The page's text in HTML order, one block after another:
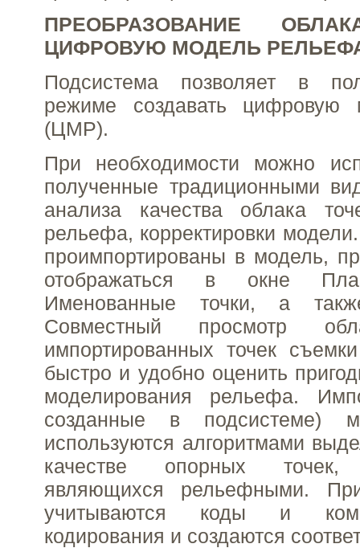
ПРЕОБРАЗОВАНИЕ
ЦИФРОВУЮ МОДЕЛЬ
Подсистема позволяет в
режиме создавать цифровую
(ЦМР).
При необходимости можно
полученные традиционными
анализа качества облака
рельефа, корректировки
проимпортированы в модель,
отображаться в окне
Именованные точки, а
Совместный просмотр
импортированных точек
быстро и удобно оценить
моделирования рельефа.
созданные в подсистеме)
используются алгоритмами
качестве опорных точек,
являющихся рельефными.
учитываются коды и
кодирования и создаются